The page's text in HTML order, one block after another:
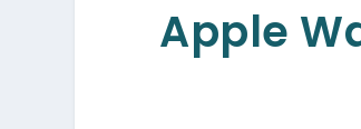
Apple